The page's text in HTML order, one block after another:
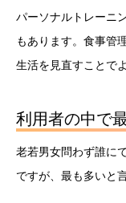
パーソナルトレーニ
もあります。食事管
生活を見直すことで
利用者の中で
老若男女問わず誰に
ですが、最も多いと